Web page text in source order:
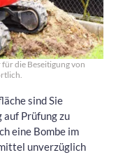
die Beseitigung von
sind Sie
Prüfung zu
eine Bombe im
unverzüglich